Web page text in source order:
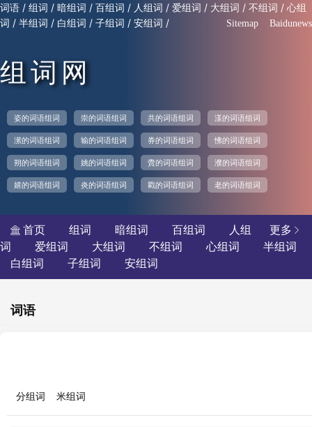
词语 / 组词 / 暗组词 / 百组词 / 人组词 / 爱组词 / 大组词 / 不组词 / 心组
词 / 半组词 / 白组词 / 子组词 / 安组词 / Sitemap Baidunews
组词网
姿的词语组词 崇的词语组词 共的词语组词 漾的词语组词
潆的词语组词 输的词语组词 券的词语组词 怫的词语组词
朔的词语组词 姚的词语组词 賮的词语组词 濮的词语组词
嬉的词语组词 炎的词语组词 戳的词语组词 老的词语组词
更多 
 首页 组词 暗组词 百组词
人组
词
爱组词 大组词 不组词 心组词
半组词
白组词
子组词 安组词
词语
分组词 米组词